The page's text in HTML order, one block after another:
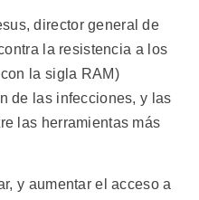
director general de
la resistencia a los
la sigla RAM)
de las infecciones, y las
las herramientas más
y aumentar el acceso a